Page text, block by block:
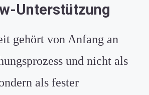
Unterstützung
gehört von Anfang an
und nicht als
als fester